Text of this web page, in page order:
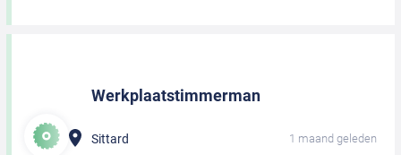
Werkplaatstimmerman
Sittard 1 maand geleden